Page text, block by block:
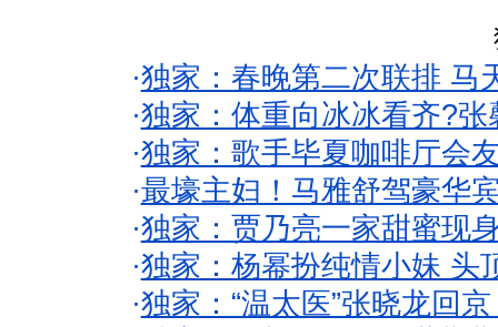
·独家：春晚第二次联排 马
·独家：体重向冰冰看齐?
·独家：歌手毕夏咖啡厅会
·最壕主妇！马雅舒驾豪华
·独家：贾乃亮一家甜蜜现
·独家：杨幂扮纯情小妹 头
·独家：“温太医”张晓龙回